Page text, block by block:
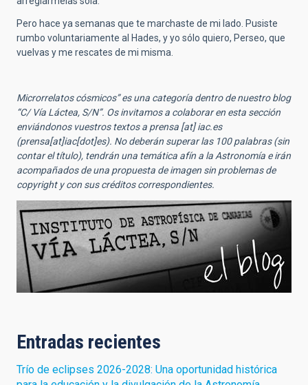
Pero hace ya semanas que te marchaste de mi lado. Pusiste
rumbo voluntariamente al Hades, y yo sólo quiero, Perseo, que
vuelvas y me rescates de mi misma.
Microrrelatos cósmicos” es una categoría dentro de nuestro blog
“C/ Vía Láctea, S/N”. Os invitamos a colaborar en esta sección
enviándonos vuestros textos a prensa [at]iac.es
(prensa[at]iac[dot]es). No deberán superar las 100 palabras (sin
contar el título), tendrán una temática afín a la Astronomía e irán
acompañados de una propuesta de imagen sin problemas de
copyright y con sus créditos correspondientes.
Entradas recientes
Trío de eclipses 2026-2028: Una oportunidad histórica